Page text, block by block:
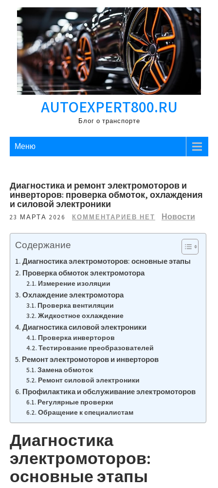
Перейти
содержимому
AUTOEXPERT800.RU
Блог о транспорте
Меню
Диагностика и ремонт электромоторов и
инверторов: проверка обмоток, охлаждения
и силовой электроники
23 МАРТА 2026 КОММЕНТАРИЕВ НЕТ Новости
Содержание
Диагностика электромоторов: основные этапы
Проверка обмоток электромотора
Измерение изоляции
Охлаждение электромотора
Проверка вентиляции
Жидкостное охлаждение
Диагностика силовой электроники
Проверка инверторов
Тестирование преобразователей
Ремонт электромоторов и инверторов
Замена обмоток
Ремонт силовой электроники
Профилактика и обслуживание электромоторов
Регулярные проверки
Обращение к специалистам
Диагностика
электромоторов:
основные этапы